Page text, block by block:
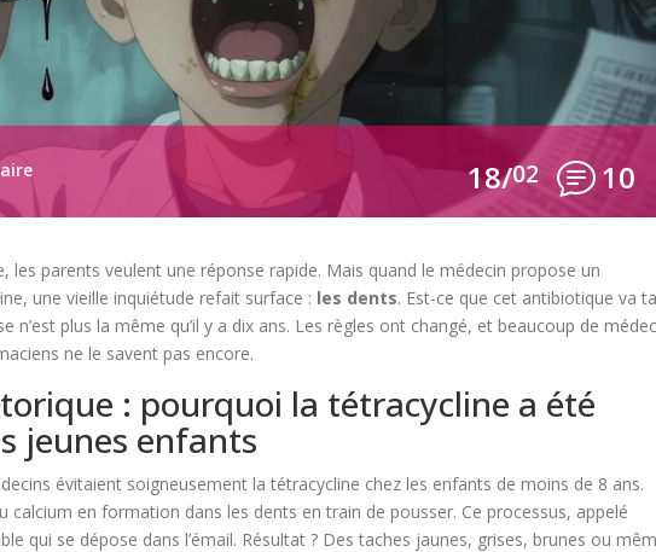
18/02 10
les parents veulent une réponse rapide. Mais quand le médecin propose un
une vieille inquiétude refait surface : les dents. Est-ce que cet antibiotique va
n’est plus la même qu’il y a dix ans. Les règles ont changé, et beaucoup de
ne le savent pas encore.
: pourquoi la tétracycline a été
jeunes enfants
évitaient soigneusement la tétracycline chez les enfants de moins de 8 ans.
calcium en formation dans les dents en train de pousser. Ce processus, appelé
qui se dépose dans l’émail. Résultat ? Des taches jaunes, grises, brunes ou